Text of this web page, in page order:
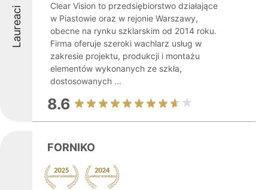
Laureaci
Clear Vision to przedsiębiorstwo działające
w Piastowie oraz w rejonie Warszawy,
obecne na rynku szklarskim od 2014 roku.
Firma oferuje szeroki wachlarz usług w
zakresie projektu, produkcji i montażu
elementów wykonanych ze szkła,
dostosowanych ...
8.6
FORNIKO